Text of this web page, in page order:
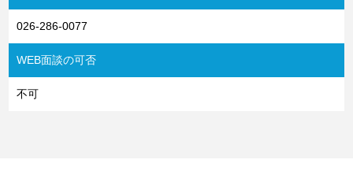
026-286-0077
WEB面談の可否
不可